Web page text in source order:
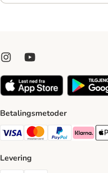
Betalingsmetoder
Visa Payment Method
Mastercard Payment
PayPal Payment
Klarna
Levering